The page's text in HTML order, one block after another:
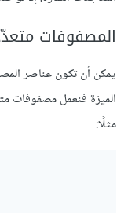
المصفوفات
يمكن أن تكون عناصر
الميزة فنعمل مصفوفات
مثلًا: